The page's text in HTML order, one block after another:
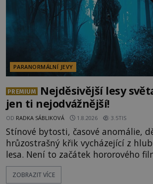
PARANORMÁLNÍ JEVY
PREMIUM
Nejděsivější lesy
jen ti nejodvážnější!
OD RADKA SÁBLIKOVÁ 1.8.2026 3.5TIS
Stínové bytosti, časové anomálie,
hrůzostrašný křik vycházející z
lesa. Není to začátek hororového
události, které popisují návštěvníci
označovány jako nejděsivější na světě. Lidé
ZOBRAZIT VÍCE